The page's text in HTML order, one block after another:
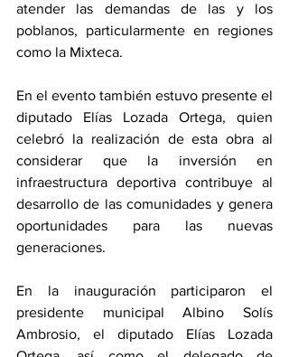
atender las demandas de las y los
poblanos, particularmente en regiones
como la Mixteca.
En el evento también estuvo presente el
diputado Elías Lozada Ortega, quien
celebró la realización de esta obra al
considerar que la inversión en
infraestructura deportiva contribuye al
desarrollo de las comunidades y genera
oportunidades para las nuevas
generaciones.
En la inauguración participaron el
presidente municipal Albino Solís
Ambrosio, el diputado Elías Lozada